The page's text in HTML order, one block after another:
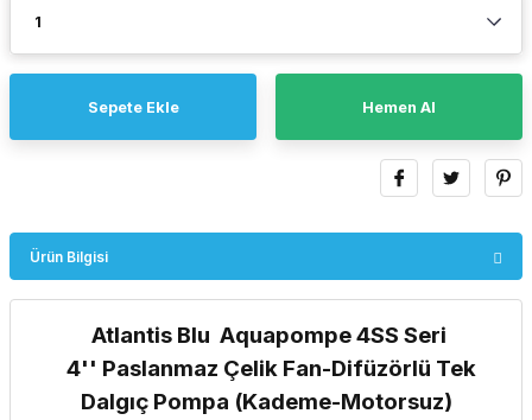
Sepete Ekle Hemen Al
Ürün Bilgisi
Atlantis Blu Aquapompe 4SS Seri
4'' Paslanmaz Çelik Fan-Difüzörlü Tek
Dalgıç Pompa (Kademe-Motorsuz)